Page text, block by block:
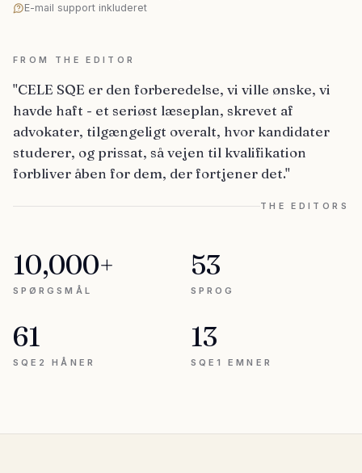
E-mail support inkluderet
FROM THE EDITOR
"CELE SQE er den forberedelse, vi ville ønske, vi
havde haft - et seriøst læseplan, skrevet af
advokater, tilgængeligt overalt, hvor kandidater
studerer, og prissat, så vejen til kvalifikation
forbliver åben for dem, der fortjener det."
THE EDITORS
10,000+
SPØRGSMÅL
53
SPROG
61
SQE2 HÅNER
13
SQE1 EMNER